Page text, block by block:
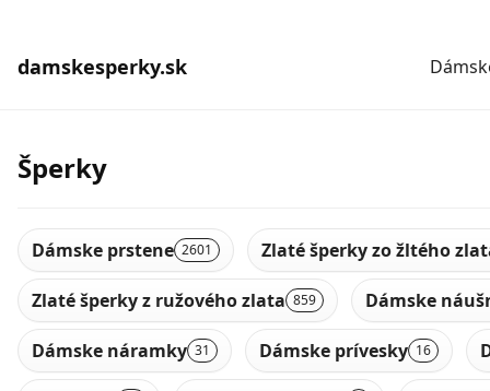
damskesperky.sk
Šperky
Dámske prstene 2601 Zlaté šperky zo žltého
Zlaté šperky z ružového zlata 859 Dámske
Dámske náramky 31 Dámske prívesky 16